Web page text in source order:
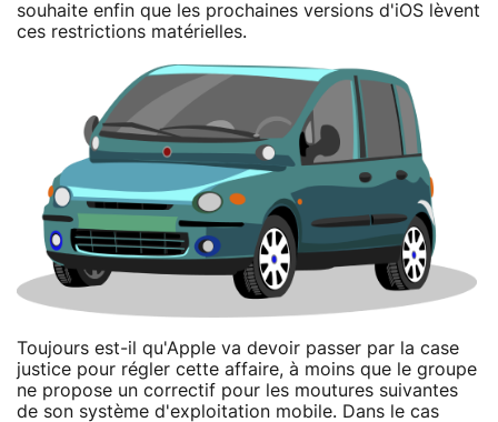
souhaite enfin que les prochaines versions d'iOS lèvent
ces restrictions matérielles.
Toujours est-il qu'Apple va devoir passer par la case
justice pour régler cette affaire, à moins que le groupe
ne propose un correctif pour les moutures suivantes
de son système d'exploitation mobile. Dans le cas